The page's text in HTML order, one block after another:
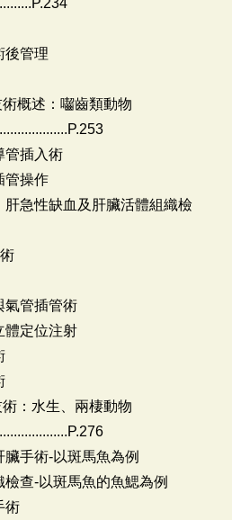
後管理
概述：囓齒類動物
管插入術
管操作
肝急性缺血及肝臟活體組織檢
氣管插管術
體定位注射
：水生、兩棲動物
手術-以斑馬魚為例
查-以斑馬魚的魚鰓為例
術